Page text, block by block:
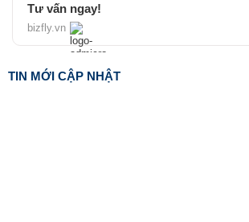
Tư vấn ngay!
bizfly.vn
TIN MỚI CẬP NHẬT